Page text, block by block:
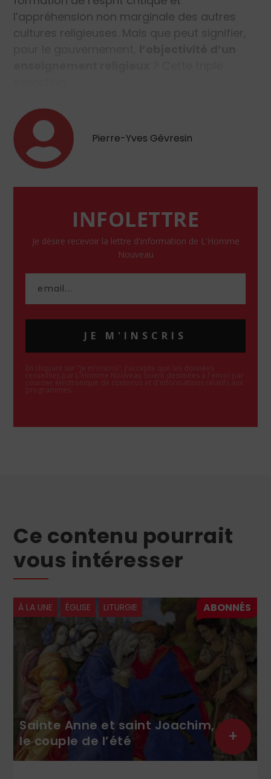
l’appréhension non marginale des autres
cultures religieuses. Mais que peut signifier,
Pierre-Yves Gévresin
INFOLETTRE
Je désire recevoir la lettre d'information de L'Homme
Nouveau
JE M'INSCRIS
En cliquant sur "Je m'inscris", j'accepte que les données
recueillies par L'Homme Nouveau soient destinées à l'envoi par
courrier électronique de contenus et d'informations relatifs aux
programmes.
Ce contenu pourrait
vous intéresser
À LA UNE ÉGLISE LITURGIE
Sainte Anne et saint Joachim,
le couple de l’été
+